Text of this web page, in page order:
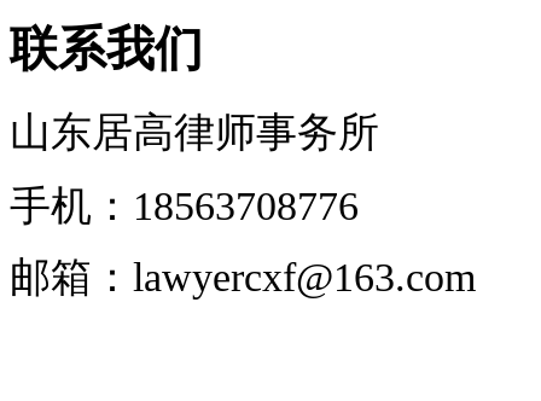
联系我们
山东居高律师事务所
手机：18563708776
邮箱：lawyercxf@163.com